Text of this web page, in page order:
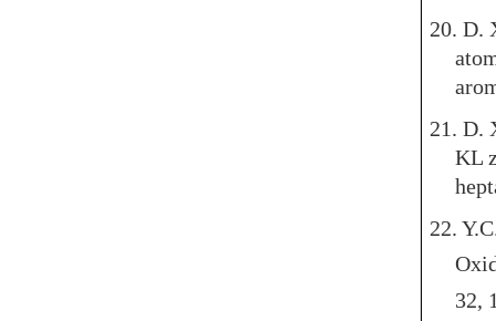
20. D.
21. D.
KL
22.
32,